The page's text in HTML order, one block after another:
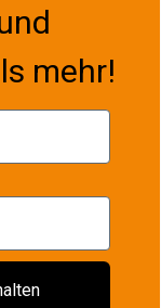
mehr!